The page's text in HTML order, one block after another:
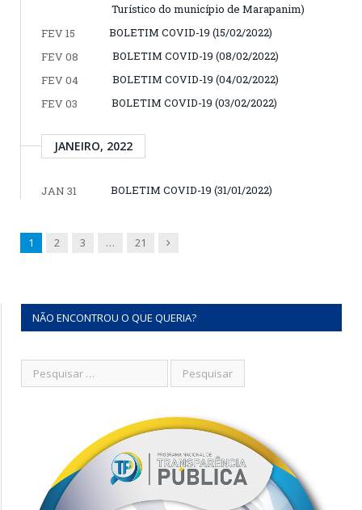
Turístico do município de Marapanim)
FEV 15
BOLETIM COVID-19 (15/02/2022)
FEV 08
BOLETIM COVID-19 (08/02/2022)
FEV 04
BOLETIM COVID-19 (04/02/2022)
FEV 03
BOLETIM COVID-19 (03/02/2022)
JANEIRO, 2022
JAN 31 BOLETIM COVID-19 (31/01/2022)
1 2 3 … 21 Next
NÃO ENCONTROU O QUE QUERIA?